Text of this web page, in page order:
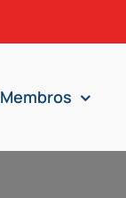
Membros